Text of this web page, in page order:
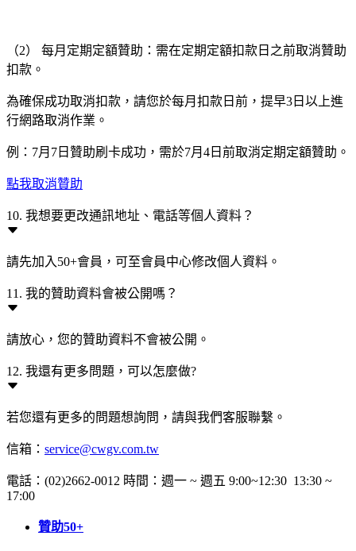
（2） 每月定期定額贊助：需在定期定額扣款日之前取消贊助
扣款。
為確保成功取消扣款，請您於每月扣款日前，提早3日以上進
行網路取消作業。
例：7月7日贊助刷卡成功，需於7月4日前取消定期定額贊助。
點我取消贊助
10. 我想要更改通訊地址、電話等個人資料？
請先加入50+會員，可至會員中心修改個人資料。
11. 我的贊助資料會被公開嗎？
請放心，您的贊助資料不會被公開。
12. 我還有更多問題，可以怎麼做?
若您還有更多的問題想詢問，請與我們客服聯繫。
信箱： service@cwgv.com.tw
電話：(02)2662-0012 時間：週一 ~ 週五 9:00~12:30 13:30 ~
17:00
贊助50+